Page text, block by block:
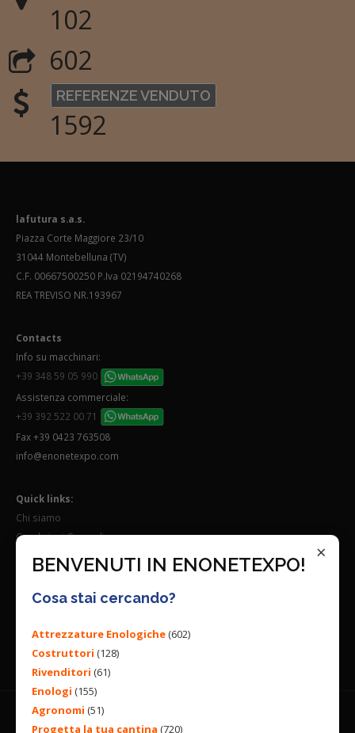
×
BENVENUTI IN ENONETEXPO!
Cosa stai cercando?
Attrezzature Enologiche(602)
Costruttori (128)
Rivenditori (61)
Enologi (155)
Agronomi (51)
Progetta la tua cantina (720)
102
602
REFERENZE VENDUTO
1592
lafutura s.a.s.
Piazza Corte Maggiore 23/10
31044 Montebelluna (TV)
C.F. 00667500250 P.Iva 02194740268
REA TREVISO NR.193967
Contacts
Info su macchinari:
+39 348 59 05 990
Assistenza commerciale:
+39 392 522 00 71
Fax +39 0423 763508
info@enonetexpo.com
Quick links:
Chi siamo
Condizioni Generali
Lavora con noi
Seguici su: